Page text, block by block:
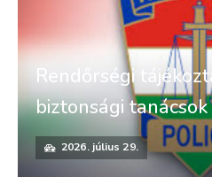
Rendőrségi
biztonsági tanácsok
2026. július 29.